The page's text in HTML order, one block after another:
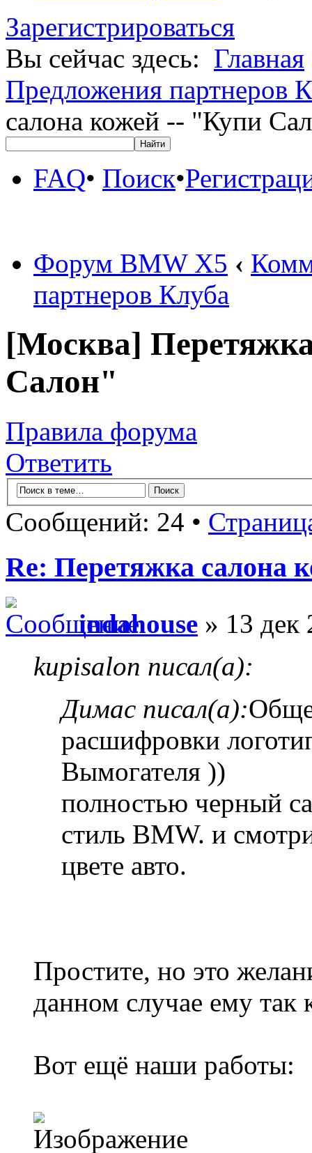
Зарегистрироваться
Вы сейчас здесь: Главная
Предложения партнеров
салона кожей -- "Купи
FAQ• Поиск•
Форум BMW X5 ‹
партнеров Клуба
[Москва]
Салон"
Правила форума
Ответить
Сообщений: 24 •
Re: Перетяжка салона
indahouse » 13 дек
kupisalon писал(а):
Димас писал(а):
расшифровки
Вымогателя ))
полностью черный
стиль BMW. и
цвете авто.
Простите, но это
данном случае ему так
Вот ещё наши работы: